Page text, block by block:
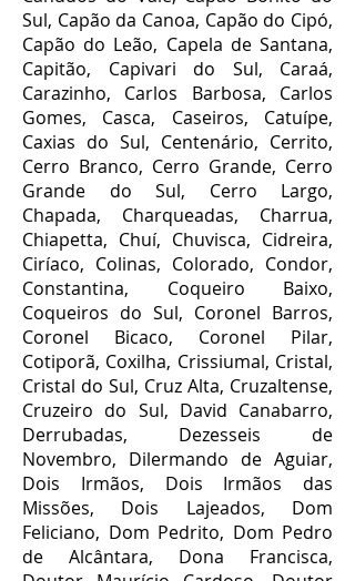
Sul, Capão da Canoa, Capão do Cipó,
Capão do Leão, Capela de Santana,
Capitão, Capivari do Sul, Caraá,
Carazinho, Carlos Barbosa, Carlos
Gomes, Casca, Caseiros, Catuípe,
Caxias do Sul, Centenário, Cerrito,
Cerro Branco, Cerro Grande, Cerro
Grande do Sul, Cerro Largo,
Chapada, Charqueadas, Charrua,
Chiapetta, Chuí, Chuvisca, Cidreira,
Ciríaco, Colinas, Colorado, Condor,
Constantina, Coqueiro Baixo,
Coqueiros do Sul, Coronel Barros,
Coronel Bicaco, Coronel Pilar,
Cotiporã, Coxilha, Crissiumal, Cristal,
Cristal do Sul, Cruz Alta, Cruzaltense,
Cruzeiro do Sul, David Canabarro,
Derrubadas, Dezesseis de
Novembro, Dilermando de Aguiar,
Dois Irmãos, Dois Irmãos das
Missões, Dois Lajeados, Dom
Feliciano, Dom Pedrito, Dom Pedro
de Alcântara, Dona Francisca,